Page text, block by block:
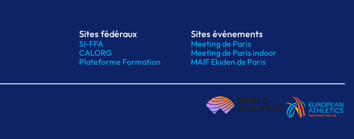
Sites fédéraux
SI-FFA
CALORG
Plateforme Formation
Sites événements
Meeting de Paris
Meeting de Paris indoor
MAIF Ekiden de Paris